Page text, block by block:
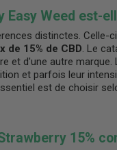
Easy Weed est-
distinctes. Celle-
de 15% de CBD. Le
et d'une autre
et parfois leur
est de choisir
15%